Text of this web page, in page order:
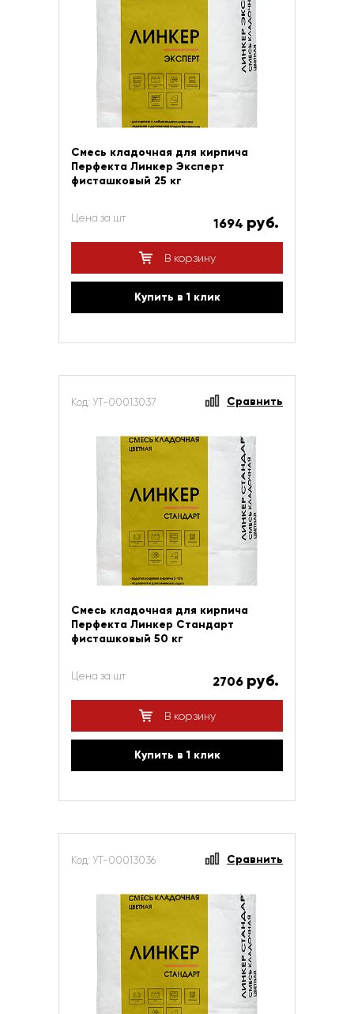
Смесь кладочная для кирпича
Перфекта Линкер Эксперт
фисташковый 25 кг
Цена за шт 1694 руб.
В корзину
Купить в 1 клик
Код: УТ-00013037 Сравнить
Смесь кладочная для кирпича
Перфекта Линкер Стандарт
фисташковый 50 кг
Цена за шт 2706 руб.
В корзину
Купить в 1 клик
Код: УТ-00013036 Сравнить